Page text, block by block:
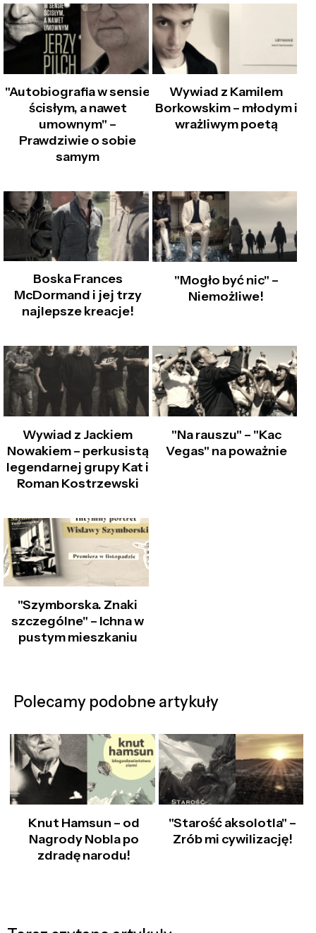
"Autobiografia w sensie
ścisłym, a nawet
umownym" –
Prawdziwie o sobie
samym
Wywiad z Kamilem
Borkowskim – młodym i
wrażliwym poetą
Boska Frances
McDormand i jej trzy
najlepsze kreacje!
"Mogło być nic" –
Niemożliwe!
Wywiad z Jackiem
Nowakiem – perkusistą
legendarnej grupy Kat i
Roman Kostrzewski
"Na rauszu" – "Kac
Vegas" na poważnie
"Szymborska. Znaki
szczególne" – Ichna w
pustym mieszkaniu
Polecamy podobne artykuły
Knut Hamsun – od
Nagrody Nobla po
zdradę narodu!
"Starość aksolotla" –
Zrób mi cywilizację!